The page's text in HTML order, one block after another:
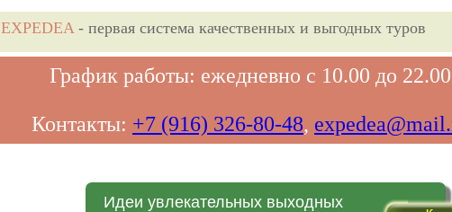
EXPEDEA- первая система качественных и выгодных туров
График работы: ежедневно с 10.00 до 22.00
Контакты: +7 (916) 326-80-48,
Идеи увлекательных выходных